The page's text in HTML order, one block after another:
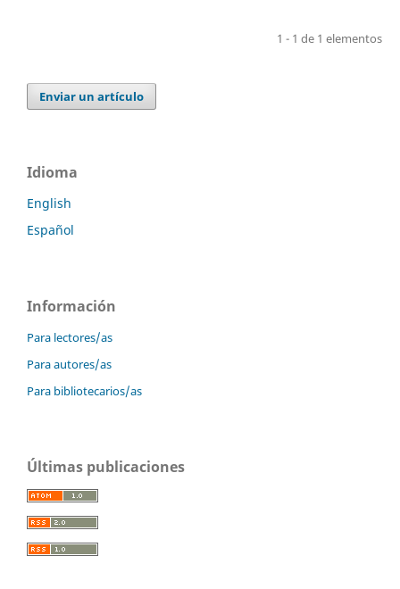
1 - 1 de 1 elementos
Enviar un artículo
Idioma
English
Español
Información
Para lectores/as
Para autores/as
Para bibliotecarios/as
Últimas publicaciones